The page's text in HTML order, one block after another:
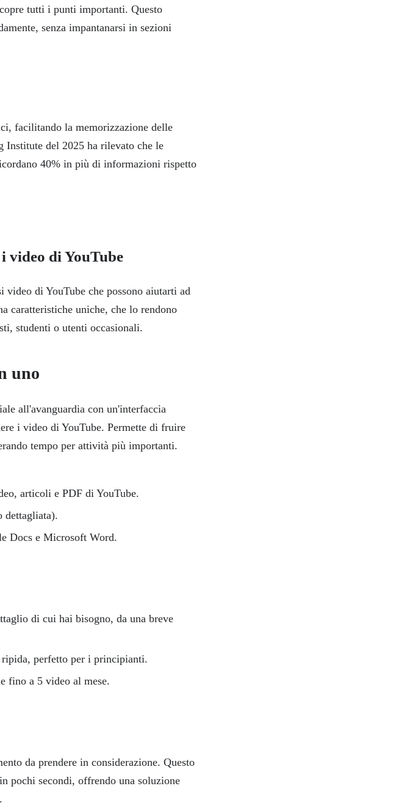
tutti i punti importanti. Questo
senza impantanarsi in sezioni
facilitando la memorizzazione delle
del 2025 ha rilevato che le
40% in più di informazioni rispetto
video di YouTube
di YouTube che possono aiutarti ad
caratteristiche uniche, che lo rendono
studenti o utenti occasionali.
uno
all'avanguardia con un'interfaccia
i video di YouTube. Permette di fruire
tempo per attività più importanti.
articoli e PDF di YouTube.
dettagliata).
Docs e Microsoft Word.
di cui hai bisogno, da una breve
ripida, perfetto per i principianti.
fino a 5 video al mese.
da prendere in considerazione. Questo
pochi secondi, offrendo una soluzione